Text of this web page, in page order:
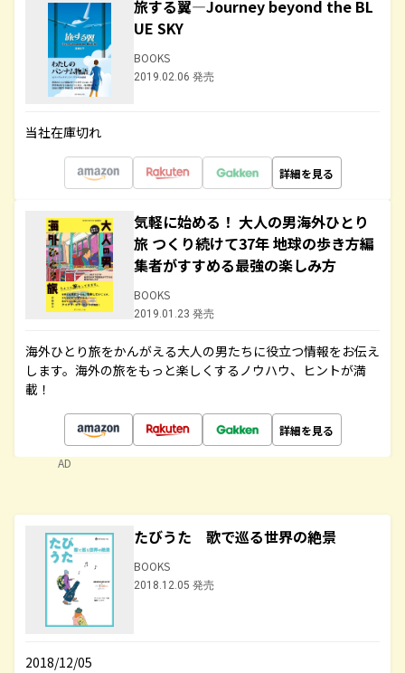
旅する翼―Journey beyond the BL
UE SKY
BOOKS
2019.02.06 発売
当社在庫切れ
詳細を見る
気軽に始める！ 大人の男海外ひとり
旅 つくり続けて37年 地球の歩き方編
集者がすすめる最強の楽しみ方
BOOKS
2019.01.23 発売
海外ひとり旅をかんがえる大人の男たちに役立つ情報をお伝え
します。海外の旅をもっと楽しくするノウハウ、ヒントが満
載！
詳細を見る
AD
たびうた 歌で巡る世界の絶景
BOOKS
2018.12.05 発売
2018/12/05